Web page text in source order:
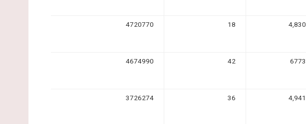
4720770 18 4,830
4674990 42 6773
3726274 36 4,941